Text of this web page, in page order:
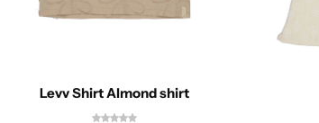
Levv Shirt Almond shirt